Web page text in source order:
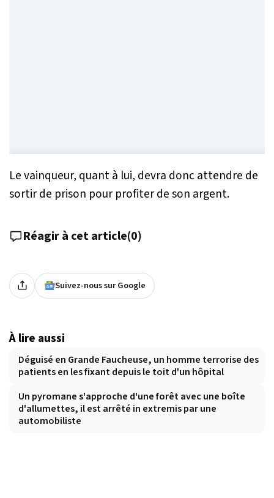
Le vainqueur, quant à lui, devra donc attendre de
sortir de prison pour profiter de son argent.
Réagir à cet article(0)
Suivez-nous sur Google
À lire aussi
Déguisé en Grande Faucheuse, un homme terrorise des
patients en les fixant depuis le toit d'un hôpital
Un pyromane s'approche d'une forêt avec une boîte
d'allumettes, il est arrêté in extremis par une
automobiliste